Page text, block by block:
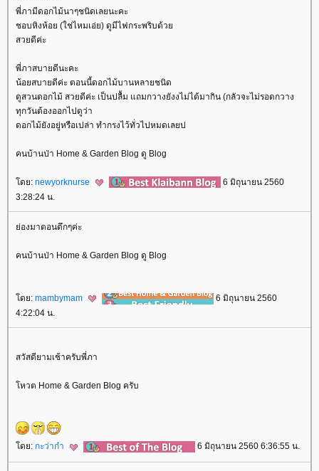
พี่ภามีดอกไม้นาๆชนิดเลยนะคะ
ชอบหิงห้อย (ใช่ไหมเอ่ย) ดูมีไฟกระพริบด้ว
สวยดีค่ะ
พี่ภาสบายดีนะคะ
น้อยสบายดีค่ะ ตอนนี้ดอกไม้บานหลายชนิด
ดูสวนดอกไม้ สวยดีค่ะ เป็นปลื้ม แถมกวางยังงไม่ได้มากิน (กลัวจะไม่รอดกวาง
ทุกวันต้องออกไปดูว่า
ดอกไม้ยังอยู่หรือเปล่า ทำกรงไว้ทั่วไปหมดเลยป
คนบ้านป่า Home & Garden Blog ดู Blog
ดย: newyorknurse
6 มิถุนายน 2560
3:28:24 น.
่องมาตอนดึกๆค่ะ
คนบ้านป่า Home & Garden Blog ดู Blog
ดย: mambymam
6 มิถุนายน 2560
4:22:04 น.
สวัสดียามเช้าครับพี่ภา
หวต Home & Garden Blog ครับ
ดย: กะว่าก๋า 6 มิถุนายน 2560 6:36:55 น.